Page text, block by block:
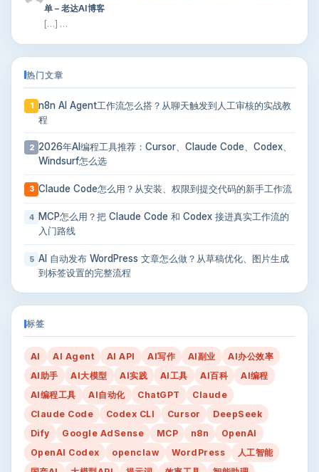
单 – 老达AI博客
[…] …
热门文章
1
n8n AI Agent工作流怎么搭？从聊天触发到人工审核的实战教
程
2 2026年AI编程工具推荐：Cursor、Claude Code、Codex、
Windsurf怎么选
3 Claude Code怎么用？从安装、权限到提交代码的新手工作流
4
MCP怎么用？把 Claude Code 和 Codex 接进真实工作流的
入门路线
5 AI 自动发布 WordPress 文章怎么做？从草稿优化、图片生成
到标签设置的完整流程
标签
AI AI Agent AI API AI写作 AI副业
AI办公效率
AI助手
AI大模型 AI实践 AI工具 AI百科
AI编程
AI编程工具
AI自动化 ChatGPT
Claude
Claude Code
Codex CLI Cursor
DeepSeek
Dify
Google AdSense MCP n8n
OpenAI
OpenAI Codex
openclaw WordPress
人工智能